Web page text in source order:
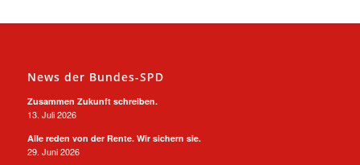
News der Bundes-SPD
Zusammen Zukunft schreiben.
13. Juli 2026
Alle reden von der Rente. Wir sichern sie.
29. Juni 2026